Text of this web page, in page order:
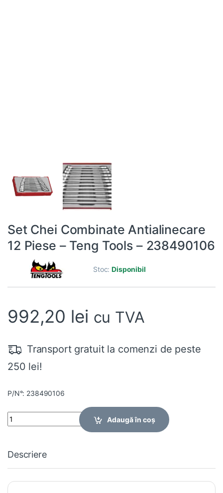
Set Chei Combinate Antialinecare
12 Piese – Teng Tools – 238490106
Stoc:Disponibil
992,20 lei cu TVA
Transport gratuit la comenzi de peste
250 lei!
P/N°: 238490106
Quantity
Adaugă în coș
Descriere